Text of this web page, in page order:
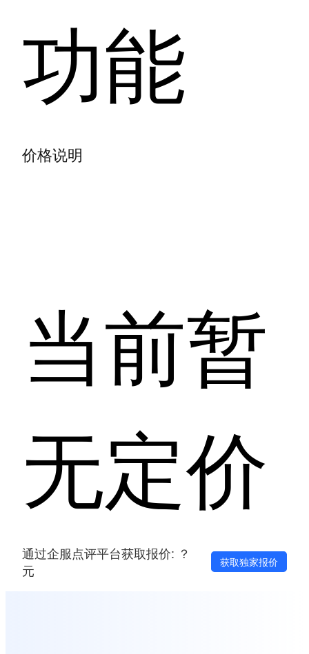
功能
价格说明
当前暂
无定价
通过企服点评平台获取报价: ？
元
获取独家报价